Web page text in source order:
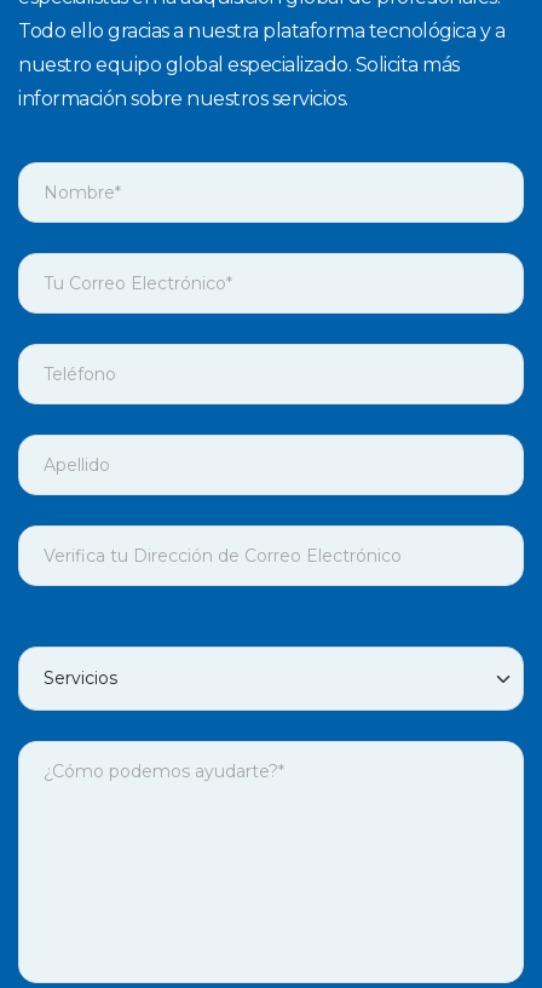
Todo ello gracias a nuestra plataforma tecnológica y a
nuestro equipo global especializado. Solicita más
información sobre nuestros servicios.